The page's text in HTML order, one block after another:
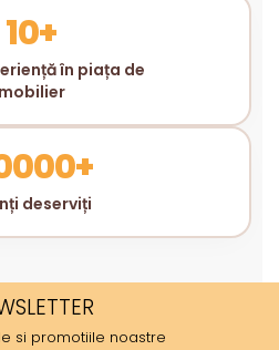
10+
în piața de
mobilier
deserviți
si promotiile noastre